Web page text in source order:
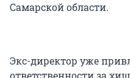
Самарской области.
Экс-директор уже
ответственности за